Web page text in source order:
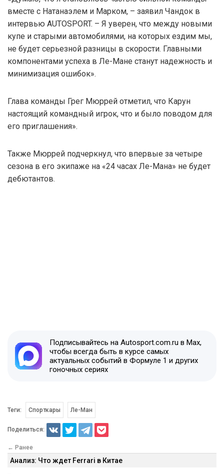
вместе с Натанаэлем и Марком, – заявил Чандок в
интервью AUTOSPORT. – Я уверен, что между новыми
купе и старыми автомобилями, на которых ездим мы,
не будет серьезной разницы в скорости. Главными
компонентами успеха в Ле-Мане станут надежность и
минимизация ошибок».
Глава команды Грег Мюррей отметил, что Карун
настоящий командный игрок, что и было поводом для
его приглашения».
Также Мюррей подчеркнул, что впервые за четыре
сезона в его экипаже на «24 часах Ле-Мана» не будет
дебютантов.
Подписывайтесь на Autosport.com.ru в Max,
чтобы всегда быть в курсе самых
актуальных событий в Формуле 1 и других
гоночных сериях
Теги: Спорткары Ле-Ман
Поделиться:
← Ранее
Анализ: Что ждет Ferrari в Китае